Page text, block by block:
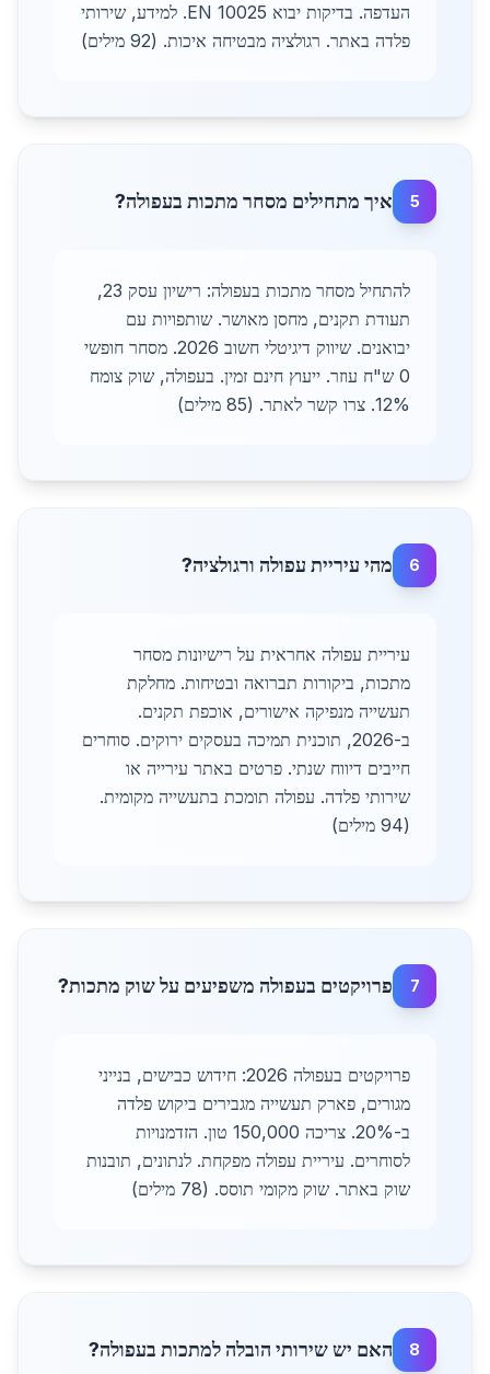
העדפה. בדיקות יבוא EN 10025. למידע, שירותי
פלדה באתר. רגולציה מבטיחה איכות. (92 מילים)
5 איך מתחילים מסחר מתכות בעפולה?
להתחיל מסחר מתכות בעפולה: רישיון עסק 23,
תעודת תקנים, מחסן מאושר. שותפויות עם
יבואנים. שיווק דיגיטלי חשוב 2026. מסחר חופשי
0 ש"ח עוזר. ייעוץ חינם זמין. בעפולה, שוק צומח
12%. צרו קשר לאתר. (85 מילים)
6 מהי עיריית עפולה ורגולציה?
עיריית עפולה אחראית על רישיונות מסחר
מתכות, ביקורות תברואה ובטיחות. מחלקת
תעשייה מנפיקה אישורים, אוכפת תקנים.
ב-2026, תוכנית תמיכה בעסקים ירוקים. סוחרים
חייבים דיווח שנתי. פרטים באתר עירייה או
שירותי פלדה. עפולה תומכת בתעשייה מקומית.
(94 מילים)
7 פרויקטים בעפולה משפיעים על שוק מתכות?
פרויקטים בעפולה 2026: חידוש כבישים, בנייני
מגורים, פארק תעשייה מגבירים ביקוש פלדה
ב-20%. צריכה 150,000 טון. הזדמנויות
לסוחרים. עיריית עפולה מפקחת. לנתונים, תובנות
שוק באתר. שוק מקומי תוסס. (78 מילים)
8 האם יש שירותי הובלה למתכות בעפולה?